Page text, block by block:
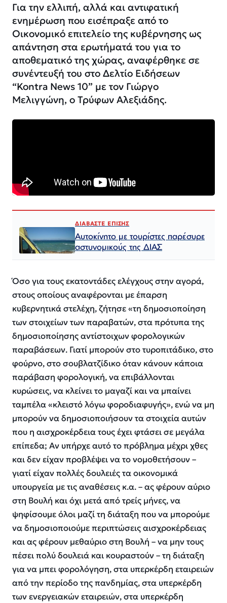
Για την ελλιπή, αλλά και αντιφατική
ενημέρωση που εισέπραξε από το
Οικονομικό επιτελείο της κυβέρνησης ως
απάντηση στα ερωτήματά του για το
αποθεματικό της χώρας, αναφέρθηκε σε
συνέντευξή του στο Δελτίο Ειδήσεων
“Kontra News 10” με τον Γιώργο
Μελιγγώνη, ο Τρύφων Αλεξιάδης.
ΔΙΑΒΑΣΤΕ ΕΠΙΣΗΣ
Αυτοκίνητο με τουρίστες παρέσυρε
αστυνομικούς της ΔΙΑΣ
Όσο για τους εκατοντάδες ελέγχους στην αγορά,
στους οποίους αναφέρονται με έπαρση
κυβερνητικά στελέχη, ζήτησε «τη δημοσιοποίηση
των στοιχείων των παραβατών, στα πρότυπα της
δημοσιοποίησης αντίστοιχων φορολογικών
παραβάσεων. Γιατί μπορούν στο τυροπιτάδικο, στο
φούρνο, στο σουβλατζίδικο όταν κάνουν κάποια
παράβαση φορολογική, να επιβάλλονται
κυρώσεις, να κλείνει το μαγαζί και να μπαίνει
ταμπέλα «κλειστό λόγω φοροδιαφυγής», ενώ να μη
μπορούν να δημοσιοποιήσουν τα στοιχεία αυτών
που η αισχροκέρδεια τους έχει φτάσει σε μεγάλα
επίπεδα; Αν υπήρχε αυτό το πρόβλημα μέχρι χθες
και δεν είχαν προβλέψει να το νομοθετήσουν –
γιατί είχαν πολλές δουλειές τα οικονομικά
υπουργεία με τις αναθέσεις κ.α. – ας φέρουν αύριο
στη Βουλή και όχι μετά από τρείς μήνες, να
ψηφίσουμε όλοι μαζί τη διάταξη που να μπορούμε
να δημοσιοποιούμε περιπτώσεις αισχροκέρδειας
και ας φέρουν μεθαύριο στη Βουλή – να μην τους
πέσει πολύ δουλειά και κουραστούν – τη διάταξη
για να μπει φορολόγηση, στα υπερκέρδη εταιρειών
από την περίοδο της πανδημίας, στα υπερκέρδη
των ενεργειακών εταιρειών, στα υπερκέρδη